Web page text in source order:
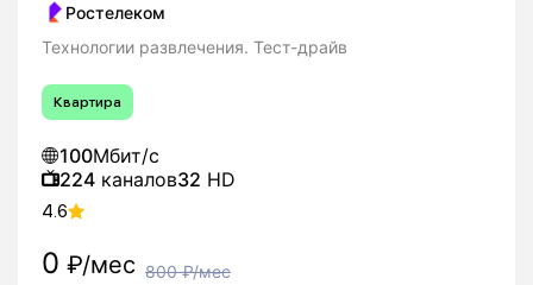
Ростелеком
Технологии развлечения. Тест-драйв
Квартира
100Мбит/с
224 каналов32 HD
4.6
0 ₽/мес 800₽/мес